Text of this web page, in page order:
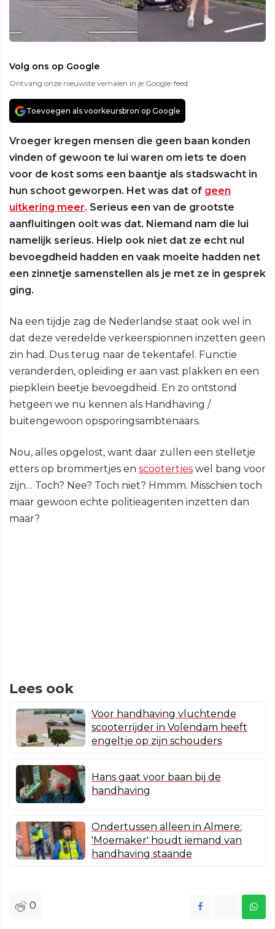
Volg ons op Google
Ontvang onze nieuwste verhalen in je Google-feed
Toevoegen als voorkeursbron op Google
Vroeger kregen mensen die geen baan konden
vinden of gewoon te lui waren om iets te doen
voor de kost soms een baantje als stadswacht in
hun schoot geworpen. Het was dat of geen
uitkering meer. Serieus een van de grootste
aanfluitingen ooit was dat. Niemand nam die lui
namelijk serieus. Hielp ook niet dat ze echt nul
bevoegdheid hadden en vaak moeite hadden net
een zinnetje samenstellen als je met ze in gesprek
ging.
Na een tijdje zag de Nederlandse staat ook wel in
dat deze veredelde verkeerspionnen inzetten geen
zin had. Dus terug naar de tekentafel. Functie
veranderden, opleiding er aan vast plakken en een
piepklein beetje bevoegdheid. En zo ontstond
hetgeen we nu kennen als Handhaving /
buitengewoon opsporingsambtenaars.
Nou, alles opgelost, want daar zullen een stelletje
etters op brommertjes en scootertjes wel bang voor
zijn… Toch? Nee? Toch niet? Hmmm. Misschien toch
maar gewoon echte politieagenten inzetten dan
maar?
Lees ook
Voor handhaving vluchtende
scooterrijder in Volendam heeft
engeltje op zijn schouders
Hans gaat voor baan bij de
handhaving
Ondertussen alleen in Almere:
'Moemaker' houdt iemand van
handhaving staande
0